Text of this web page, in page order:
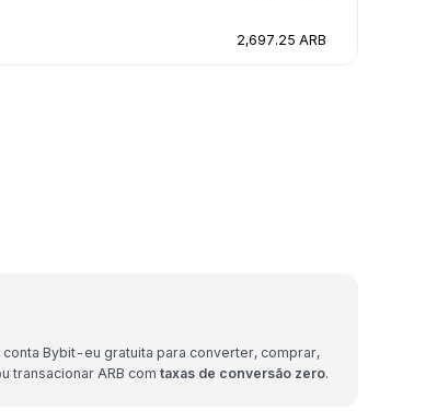
2,697.25 ARB
conta Bybit-eu gratuita para converter, comprar,
transacionar ARB com taxas de conversão zero.